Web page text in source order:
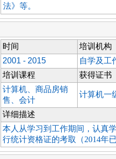
法》等。
时间
培训机构
2001 - 2015
自学及工
培训课程
获得证书
计算机、商品房销
售、会计
计算机一
详细描述
本人从学习到工作期间，认真
行统计资格证的考取（2014年